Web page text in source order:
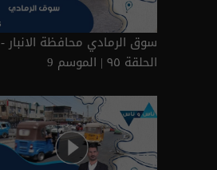
سوق الرمادي محافظة الانبار -
الحلقة ٩٥ | الموسم 9